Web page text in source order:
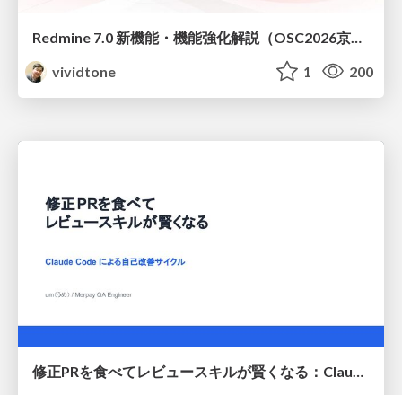
vividtone
1 200
修正PRを食べてレビュースキルが賢くなる：Claude Codeによる自己改善サイクル